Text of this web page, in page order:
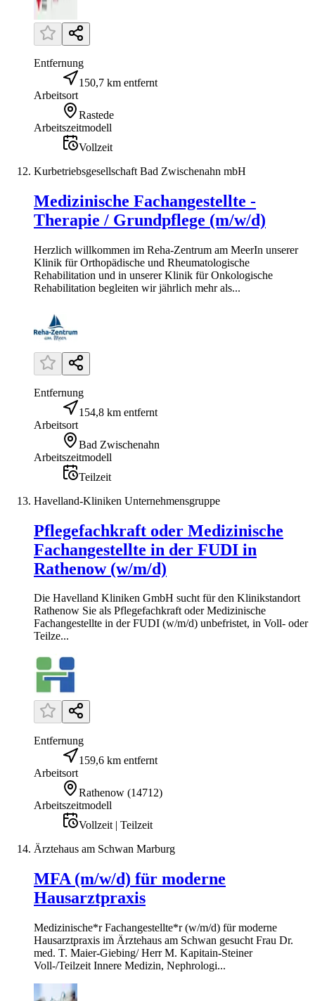
Entfernung
150,7 km entfernt
Arbeitsort
Rastede
Arbeitszeitmodell
Vollzeit
Kurbetriebsgesellschaft Bad Zwischenahn mbH
Medizinische Fachangestellte -
Therapie / Grundpflege (m/w/d)
Herzlich willkommen im Reha-Zentrum am MeerIn unserer
Klinik für Orthopädische und Rheumatologische
Rehabilitation und in unserer Klinik für Onkologische
Rehabilitation begleiten wir jährlich mehr als...
Entfernung
154,8 km entfernt
Arbeitsort
Bad Zwischenahn
Arbeitszeitmodell
Teilzeit
Havelland-Kliniken Unternehmensgruppe
Pflegefachkraft oder Medizinische
Fachangestellte in der FUDI in
Rathenow (w/m/d)
Die Havelland Kliniken GmbH sucht für den Klinikstandort
Rathenow Sie als Pflegefachkraft oder Medizinische
Fachangestellte in der FUDI (w/m/d) unbefristet, in Voll- oder
Teilze...
Entfernung
159,6 km entfernt
Arbeitsort
Rathenow (14712)
Arbeitszeitmodell
Vollzeit | Teilzeit
Ärztehaus am Schwan Marburg
MFA (m/w/d) für moderne
Hausarztpraxis
Medizinische*r Fachangestellte*r (w/m/d) für moderne
Hausarztpraxis im Ärztehaus am Schwan gesucht Frau Dr.
med. T. Maier-Giebing/ Herr M. Kapitain-Steiner
Voll-/Teilzeit Innere Medizin, Nephrologi...